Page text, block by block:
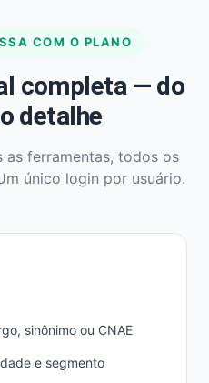
COM O PLANO
completa — do
detalhe
ferramentas, todos os
único login por usuário.
sinônimo ou CNAE
e segmento